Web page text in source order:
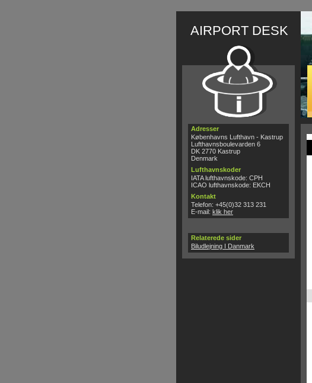
AIRPORT DESK
Adresser
Københavns Lufthavn - Kastrup
Lufthavnsboulevarden 6
DK 2770 Kastrup
Denmark
Lufthavnskoder
IATA lufthavnskode: CPH
ICAO lufthavnskode: EKCH
Kontakt
Telefon: +45(0)32 313 231
E-mail: klik her
Relaterede sider
Biludlejning I Danmark